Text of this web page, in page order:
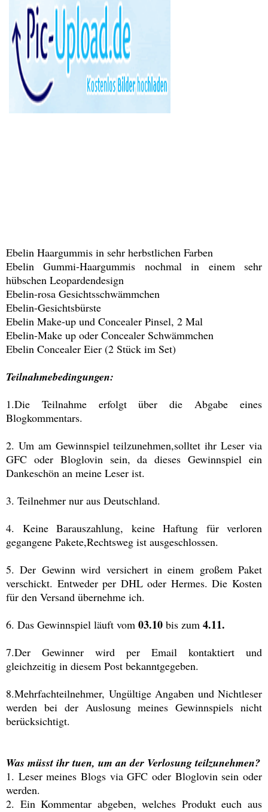
Ebelin Haargummis in sehr herbstlichen Farben
Ebelin Gummi-Haargummis nochmal in einem sehr
hübschen Leopardendesign
Ebelin-rosa Gesichtsschwämmchen
Ebelin-Gesichtsbürste
Ebelin Make-up und Concealer Pinsel, 2 Mal
Ebelin-Make up oder Concealer Schwämmchen
Ebelin Concealer Eier (2 Stück im Set)
Teilnahmebedingungen:
1.Die Teilnahme erfolgt über die Abgabe eines
Blogkommentars.
2. Um am Gewinnspiel teilzunehmen,solltet ihr Leser via
GFC oder Bloglovin sein, da dieses Gewinnspiel ein
Dankeschön an meine Leser ist.
3. Teilnehmer nur aus Deutschland.
4. Keine Barauszahlung, keine Haftung für verloren
gegangene Pakete,Rechtsweg ist ausgeschlossen.
5. Der Gewinn wird versichert in einem großem Paket
verschickt. Entweder per DHL oder Hermes. Die Kosten
für den Versand übernehme ich.
6. Das Gewinnspiel läuft vom 03.10 bis zum 4.11.
7.Der Gewinner wird per Email kontaktiert und
gleichzeitig in diesem Post bekanntgegeben.
8.Mehrfachteilnehmer, Ungültige Angaben und Nichtleser
werden bei der Auslosung meines Gewinnspiels nicht
berücksichtigt.
Was müsst ihr tuen, um an der Verlosung teilzunehmen?
1. Leser meines Blogs via GFC oder Bloglovin sein oder
werden.
2. Ein Kommentar abgeben, welches Produkt euch aus